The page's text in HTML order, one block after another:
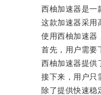
西柚加速器是一款
这款加速器采用高
使用西柚加速器，
首先，用户需要下
西柚加速器提供了
接下来，用户只需
除了提供快速稳定